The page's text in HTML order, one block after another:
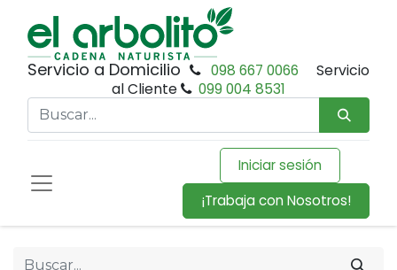
Servicio a Domicilio 098 667 0066
Servicio
al Cliente
099 004 8531
Iniciar sesión
¡Trabaja con Nosotros!